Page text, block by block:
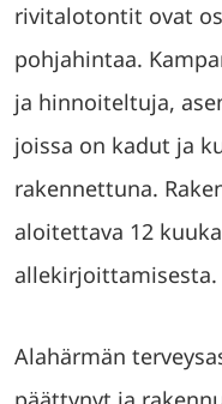
rivitalotontit ovat
pohjahintaa.
ja hinnoiteltuja,
joissa on kadut ja
rakennettuna.
aloitettava 12
allekirjoittamisesta.
Alahärmän